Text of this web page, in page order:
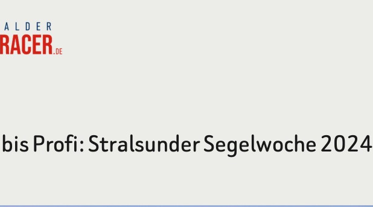
Profi: Stralsunder Segelwoche 2024